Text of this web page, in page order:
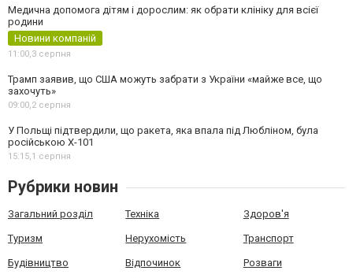
Медична допомога дітям і дорослим: як обрати клініку для всієї
родини
Новини компаній
11:00,3 серпня
Трамп заявив, що США можуть забрати з України «майже все, що
захочуть»
09:00,2 серпня
У Польщі підтвердили, що ракета, яка впала під Любліном, була
російською Х-101
15:15,1 серпня
Рубрики новин
Загальний розділ Техніка Здоров'я
Туризм Нерухомість Транспорт
Будівництво Відпочинок Розваги